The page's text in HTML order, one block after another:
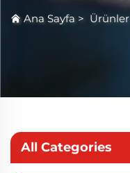
Ana Sayfa > Ürünler
All Categories